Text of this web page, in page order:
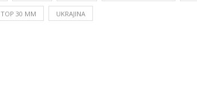
TOP 30 MM UKRAJINA